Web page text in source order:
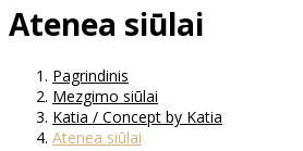
Atenea siūlai
Pagrindinis
Mezgimo siūlai
Katia / Concept by Katia
Atenea siūlai